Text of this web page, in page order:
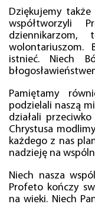
Dziękujemy
współtworzyli
dziennikarzom,
wolontariuszom.
istnieć. Niech
Pamiętamy
podzielali naszą
działali
Chrystusa
każdego z nas
nadzieję na
Niech nasza
Profeto kończy
na wieki. Niech